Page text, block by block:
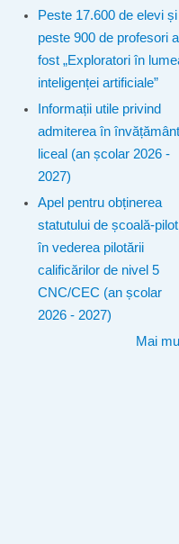
Peste 17.600 de elevi și
peste 900 de profesori
fost „Exploratori în
inteligenței artificiale”
Informații utile privind
admiterea în
liceal (an școlar 2026 -
2027)
Apel pentru obținerea
statutului de școală-
în vederea pilotării
calificărilor de nivel 5
CNC/CEC (an școlar
2026 - 2027)
Mai